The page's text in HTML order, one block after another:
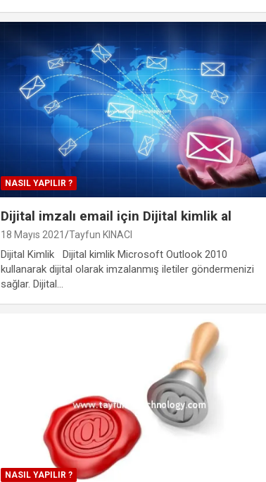
NASIL YAPILIR ?
Dijital imzalı email için Dijital kimlik al
18 Mayıs 2021 Tayfun KINACI
Dijital Kimlik Dijital kimlik Microsoft Outlook 2010
kullanarak dijital olarak imzalanmış iletiler göndermenizi
sağlar. Dijital…
NASIL YAPILIR ?